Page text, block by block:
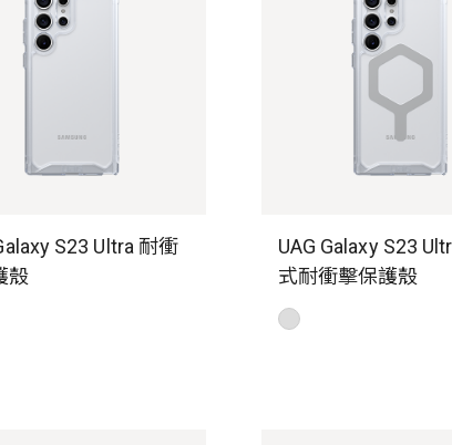
S23 Ultra 耐衝
殼
UAG Galaxy S23
式耐衝擊保護殼